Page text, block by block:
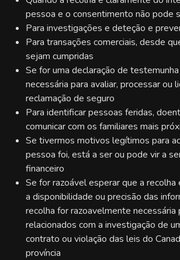
pessoa e o consentimento não pode
Para investigações e deteção e
Para transações comerciais, desde
sejam cumpridas
Se for uma declaração de
necessária para avaliar, processar ou
reclamação de seguro
Para identificar pessoas feridas,
comunicar com os familiares mais
Se tivermos motivos legítimos para
pessoa foi, está a ser ou pode vir a
financeiro
Se for razoável esperar que a recolha
a disponibilidade ou precisão das
recolha for razoavelmente necessária
relacionados com a investigação de
contrato ou violação das leis do
província